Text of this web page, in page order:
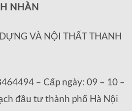
NHÀN
VÀ NỘI THẤT THANH
– Cấp ngày: 09 – 10 –
đầu tư thành phố Hà Nội